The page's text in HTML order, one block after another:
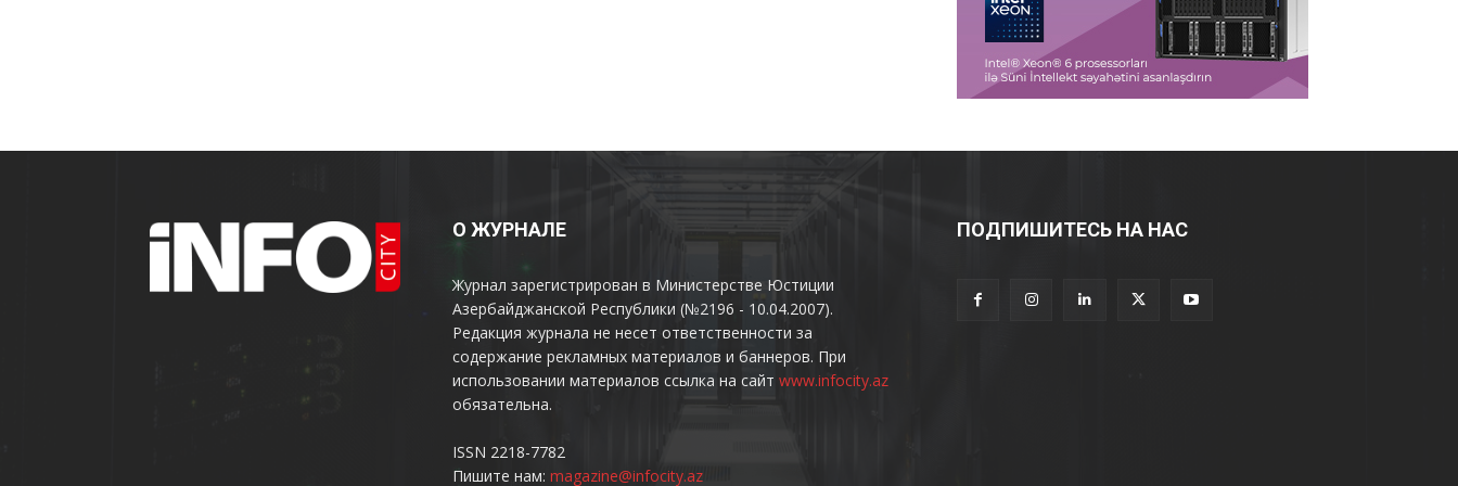
О ЖУРНАЛЕ
Журнал зарегистрирован в Министерстве Юстиции
Азербайджанской Республики (№2196 - 10.04.2007).
Редакция журнала не несет ответственности за
содержание рекламных материалов и баннеров. При
использовании материалов ссылка на сайт www.infocity.az
обязательна.
ISSN 2218-7782
Пишите нам: magazine@infocity.az
ПОДПИШИТЕСЬ НА НАС